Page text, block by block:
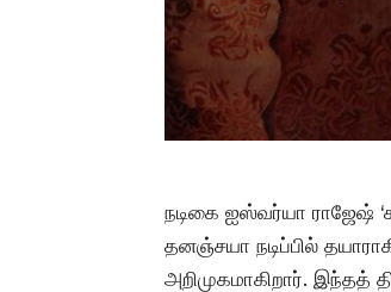
நடிகை ஐஸ்வர்யா ராஜேஷ்
தனஞ்சயா நடிப்பில்
அறிமுகமாகிறார். இந்தத்